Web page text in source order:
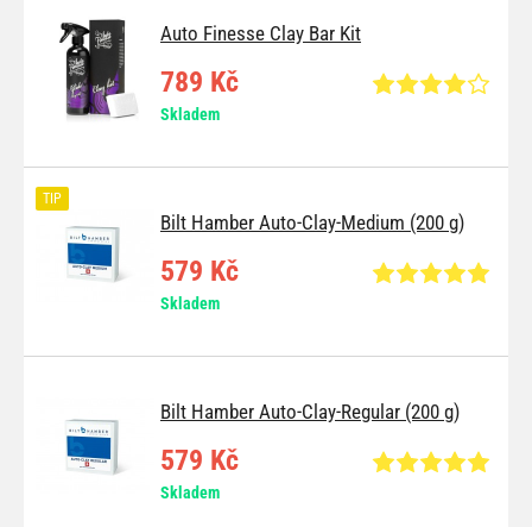
Auto Finesse Clay Bar Kit
789 Kč
Skladem
Bilt Hamber Auto-Clay-Medium (200 g)
TIP
579 Kč
Skladem
Bilt Hamber Auto-Clay-Regular (200 g)
579 Kč
Skladem